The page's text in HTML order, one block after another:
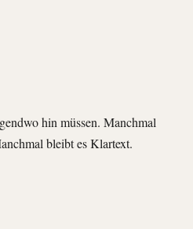
hin müssen. Manchmal
bleibt es Klartext.